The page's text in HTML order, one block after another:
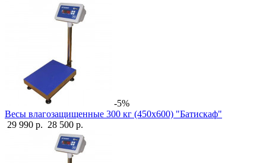
-5%
Весы влагозащищенные 300 кг (450х600) "Батискаф"
29 990 р. 28 500 р.